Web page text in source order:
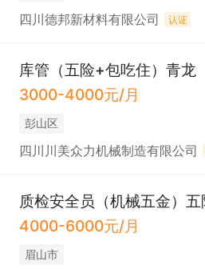
四川德邦新材料有限公司 认证
库管（五险+包吃住）青龙
3000-4000元/月
彭山区
四川川美众力机械制造有限公司
质检安全员（机械五金）
4000-6000元/月
眉山市